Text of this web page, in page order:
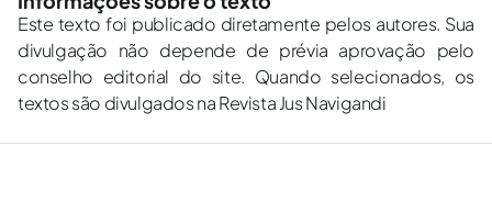
Este texto foi publicado diretamente pelos autores. Sua
divulgação não depende de prévia aprovação pelo
conselho editorial do site. Quando selecionados, os
textos são divulgados na Revista Jus Navigandi